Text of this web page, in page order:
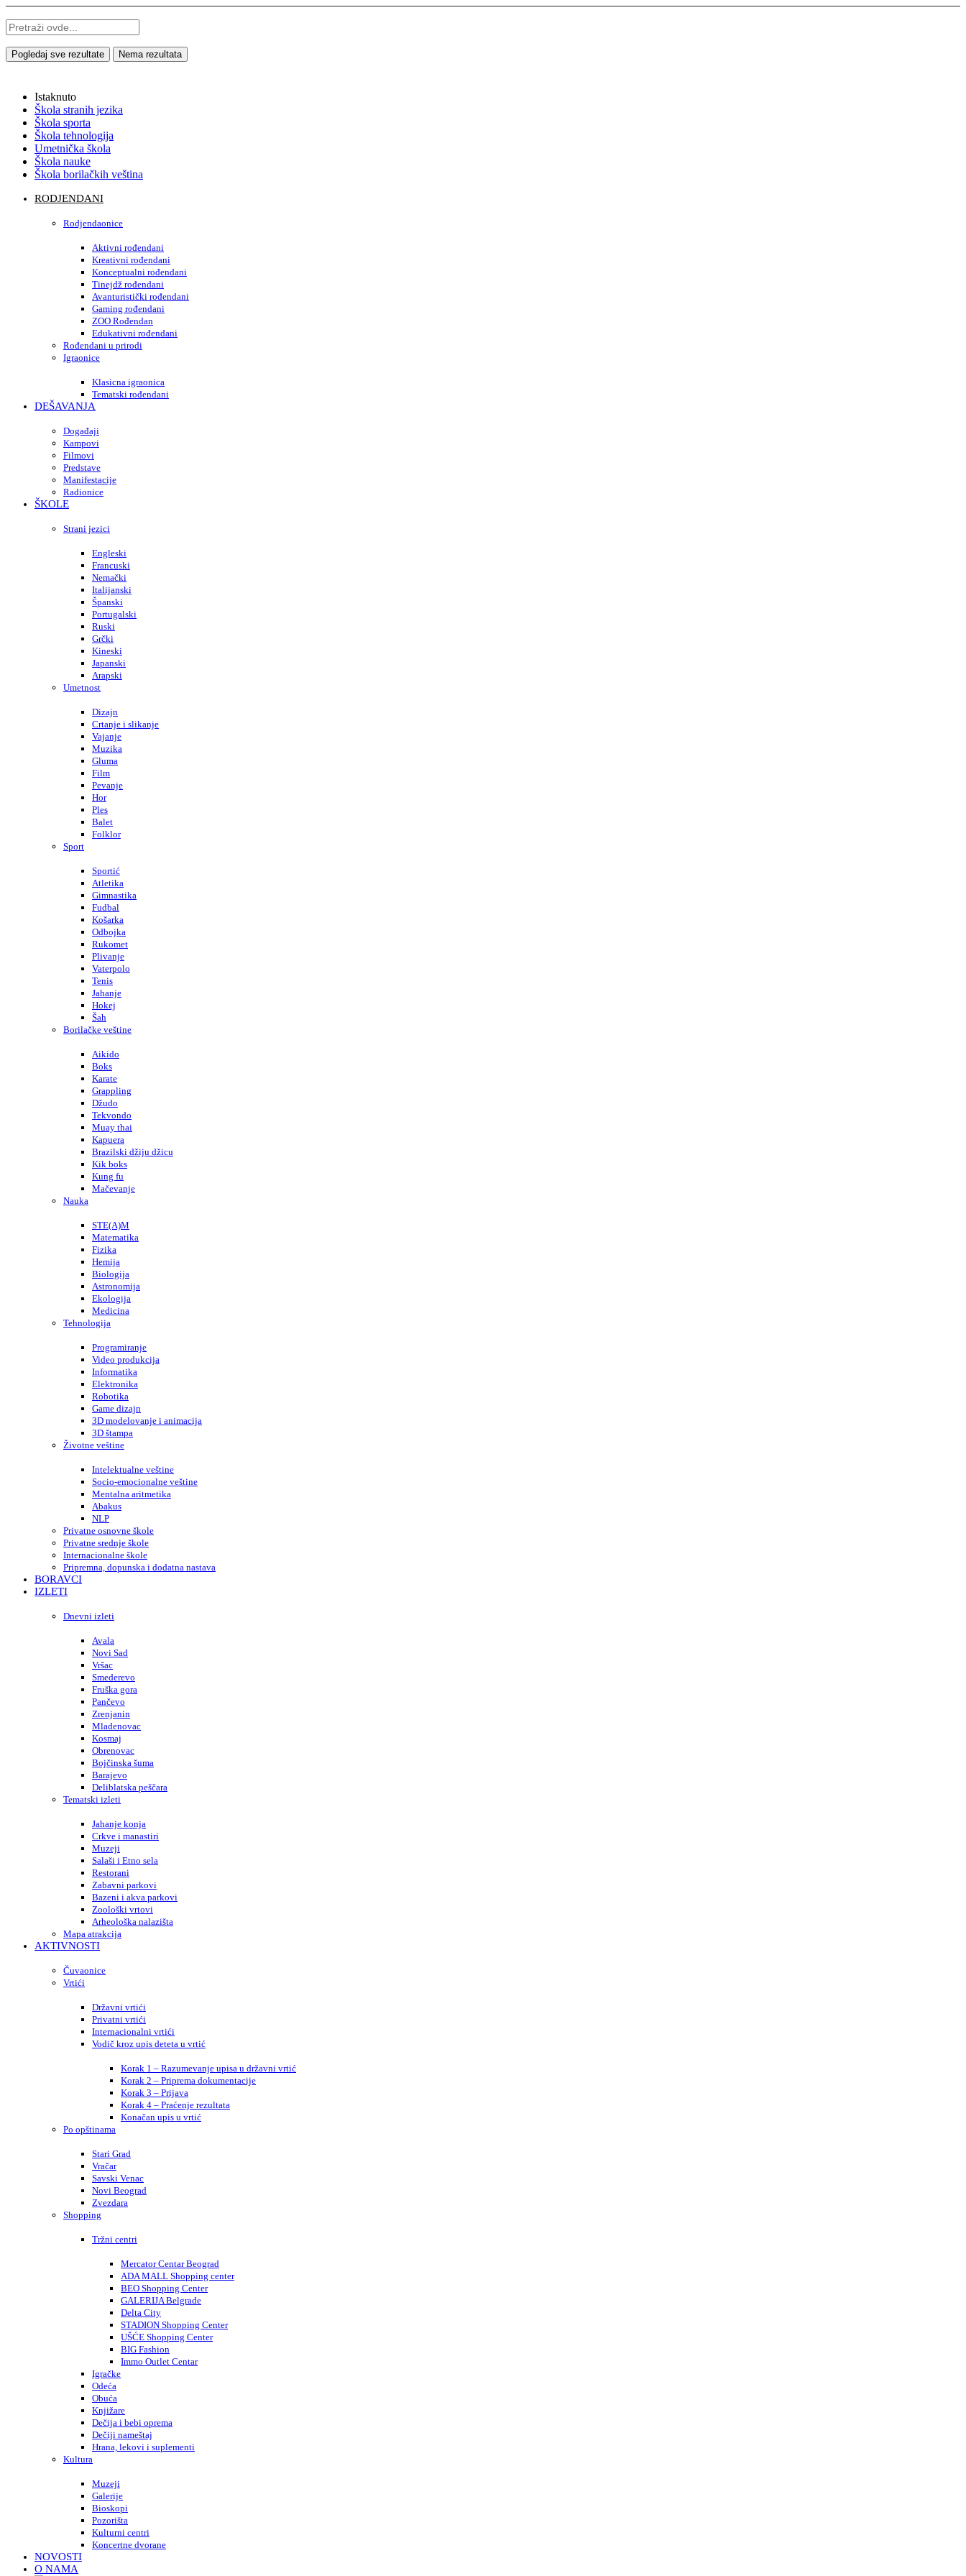
Pogledaj sve rezultate Nema rezultata
Istaknuto
Škola stranih jezika
Škola sporta
Škola tehnologija
Umetnička škola
Škola nauke
Škola borilačkih veština
RODJENDANI
Rodjendaonice
Aktivni rođendani
Kreativni rođendani
Konceptualni rođendani
Tinejdž rođendani
Avanturistički rođendani
Gaming rođendani
ZOO Rođendan
Edukativni rođendani
Rođendani u prirodi
Igraonice
Klasicna igraonica
Tematski rođendani
DEŠAVANJA
Događaji
Kampovi
Filmovi
Predstave
Manifestacije
Radionice
ŠKOLE
Strani jezici
Engleski
Francuski
Nemački
Italijanski
Španski
Portugalski
Ruski
Grčki
Kineski
Japanski
Arapski
Umetnost
Dizajn
Crtanje i slikanje
Vajanje
Muzika
Gluma
Film
Pevanje
Hor
Ples
Balet
Folklor
Sport
Sportić
Atletika
Gimnastika
Fudbal
Košarka
Odbojka
Rukomet
Plivanje
Vaterpolo
Tenis
Jahanje
Hokej
Šah
Borilačke veštine
Aikido
Boks
Karate
Grappling
Džudo
Tekvondo
Muay thai
Kapuera
Brazilski džiju džicu
Kik boks
Kung fu
Mačevanje
Nauka
STE(A)M
Matematika
Fizika
Hemija
Biologija
Astronomija
Ekologija
Medicina
Tehnologija
Programiranje
Video produkcija
Informatika
Elektronika
Robotika
Game dizajn
3D modelovanje i animacija
3D štampa
Životne veštine
Intelektualne veštine
Socio-emocionalne veštine
Mentalna aritmetika
Abakus
NLP
Privatne osnovne škole
Privatne srednje škole
Internacionalne škole
Pripremna, dopunska i dodatna nastava
BORAVCI
IZLETI
Dnevni izleti
Avala
Novi Sad
Vršac
Smederevo
Fruška gora
Pančevo
Zrenjanin
Mladenovac
Kosmaj
Obrenovac
Bojčinska šuma
Barajevo
Deliblatska peščara
Tematski izleti
Jahanje konja
Crkve i manastiri
Muzeji
Salaši i Etno sela
Restorani
Zabavni parkovi
Bazeni i akva parkovi
Zoološki vrtovi
Arheološka nalazišta
Mapa atrakcija
AKTIVNOSTI
Čuvaonice
Vrtići
Državni vrtići
Privatni vrtići
Internacionalni vrtići
Vodič kroz upis deteta u vrtić
Korak 1 – Razumevanje upisa u državni vrtić
Korak 2 – Priprema dokumentacije
Korak 3 – Prijava
Korak 4 – Praćenje rezultata
Konačan upis u vrtić
Po opštinama
Stari Grad
Vračar
Savski Venac
Novi Beograd
Zvezdara
Shopping
Tržni centri
Mercator Centar Beograd
ADA MALL Shopping center
BEO Shopping Center
GALERIJA Belgrade
Delta City
STADION Shopping Center
UŠĆE Shopping Center
BIG Fashion
Immo Outlet Centar
Igračke
Odeća
Obuća
Knjižare
Dečija i bebi oprema
Dečiji nameštaj
Hrana, lekovi i suplementi
Kultura
Muzeji
Galerije
Bioskopi
Pozorišta
Kulturni centri
Koncertne dvorane
NOVOSTI
O NAMA